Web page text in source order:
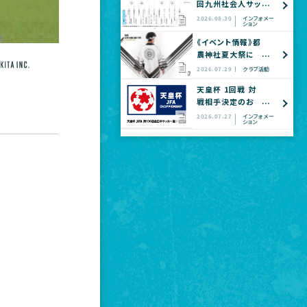
回九州社会人サッ
カー選手権大会
全国大会予選
2026.08.30 インフォメー
ション
《イベント情報》都
農神社夏大祭に
てヴェロスクロノ
ズショップ出店の
お知らせ
2026.07.29 クラブ活動
天皇杯 1回戦 対
戦相手決定のお
知らせ
2026.07.27 インフォメー
ション